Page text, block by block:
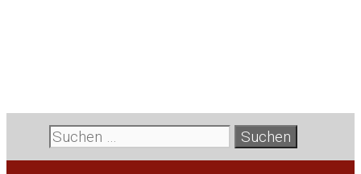
Suche
nach: